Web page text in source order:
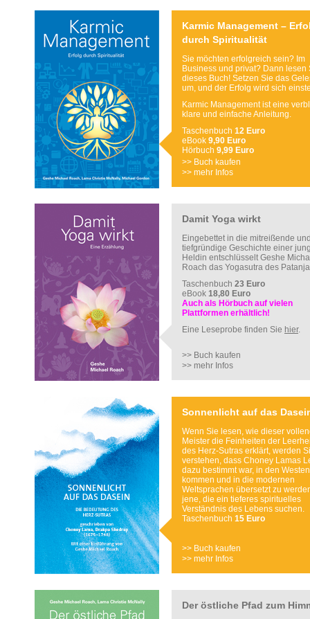
Karmic Management –
durch Spiritualität
Sie möchten erfolgreich sein? Im
Business und privat? Dann lesen
dieses Buch! Setzen Sie das
um, und der Erfolg wird sich
Karmic Management ist eine
klare und einfache Anleitung.
Taschenbuch 12 Euro
eBook 9,90 Euro
Hörbuch 9,99 Euro
>> mehr Infos
>> Buch kaufen
Damit Yoga wirkt
Eingebettet in die mitreißende
tiefgründige Geschichte einer
Heldin entschlüsselt Geshe
Roach das Yogasutra des
Taschenbuch 23 Euro
eBook 18,80 Euro
Auch als Hörbuch auf vielen
Plattformen erhältlich!
Eine Leseprobe finden Sie hier.
>> mehr Infos
>> Buch kaufen
Sonnenlicht auf das
Wenn Sie lesen, wie dieser
Meister die Feinheiten der
des Herz-Sutras erklärt, werden
verstehen, dass Choney Lamas
dazu bestimmt war, in den
kommen und in die modernen
Weltsprachen übersetzt zu
jene, die ein tieferes spirituelles
Verständnis des Lebens suchen.
Taschenbuch 15 Euro
>> mehr Infos
>> Buch kaufen
Der östliche Pfad zum